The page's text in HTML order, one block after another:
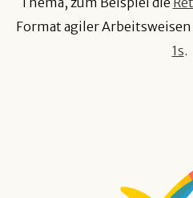
Format agiler
1s.